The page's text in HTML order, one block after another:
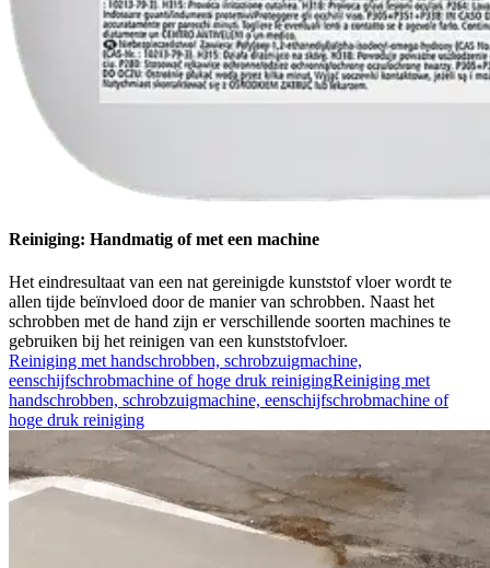
Reiniging: Handmatig of met een machine
Het eindresultaat van een nat gereinigde kunststof vloer wordt te
allen tijde beïnvloed door de manier van schrobben. Naast het
schrobben met de hand zijn er verschillende soorten machines te
gebruiken bij het reinigen van een kunststofvloer.
Reiniging met handschrobben, schrobzuigmachine,
eenschijfschrobmachine of hoge druk reinigingReiniging met
handschrobben, schrobzuigmachine, eenschijfschrobmachine of
hoge druk reiniging